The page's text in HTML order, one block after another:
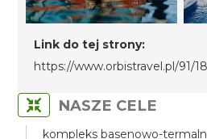
Link do tej strony:
https://www.orbistravel.pl/91/
NASZE CELE
kompleks basenowo-